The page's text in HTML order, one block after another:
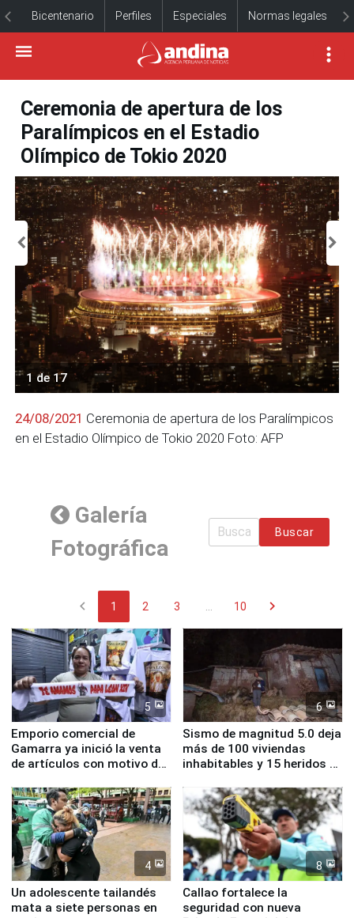
Bicentenario Perfiles Especiales Normas legales
Ceremonia de apertura de los
Paralímpicos en el Estadio
Olímpico de Tokio 2020
1 de 17
24/08/2021 Ceremonia de apertura de los Paralímpicos
en el Estadio Olímpico de Tokio 2020 Foto: AFP
Galería
Fotográfica
Buscar
chevron_left 1 2 3 10 chevron_right
5
Emporio comercial de
Gamarra ya inició la venta
de artículos con motivo de
6
Sismo de magnitud 5.0 deja
más de 100 viviendas
inhabitables y 15 heridos en
4
Un adolescente tailandés
mata a siete personas en
8
Callao fortalece la
seguridad con nueva